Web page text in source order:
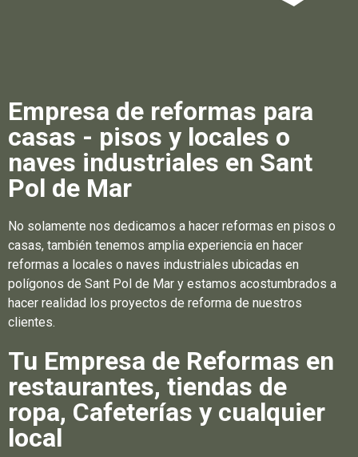
Empresa de reformas para
casas - pisos y locales o
naves industriales en Sant
Pol de Mar
No solamente nos dedicamos a hacer reformas en pisos o
casas, también tenemos amplia experiencia en hacer
reformas a locales o naves industriales ubicadas en
polígonos de Sant Pol de Mar y estamos acostumbrados a
hacer realidad los proyectos de reforma de nuestros
clientes.
Tu Empresa de Reformas en
restaurantes, tiendas de
ropa, Cafeterías y cualquier
local